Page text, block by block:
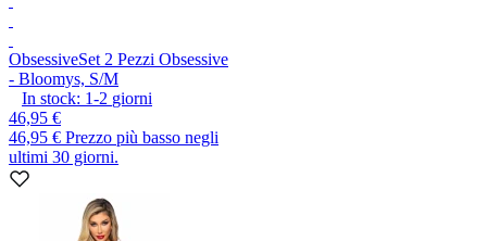
ObsessiveSet 2 Pezzi Obsessive
- Bloomys, S/M
In stock: 1-2 giorni
46,95 €
46,95 € Prezzo più basso negli
ultimi 30 giorni.